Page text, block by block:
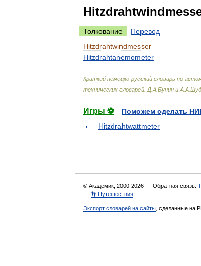
Толкование
Перевод
Hitzdrahtwindmesser
Hitzdrahtanemometer
Краткий немецко-русский словарь по
технических словарей Д А Бунин и А А
Игры ⚽
Поможем сделать
Hitzdrahtwattmeter
© Академик, 2000-2026 Обратная связь:
👣 Путешествия
Экспорт словарей на сайты , сделанные на